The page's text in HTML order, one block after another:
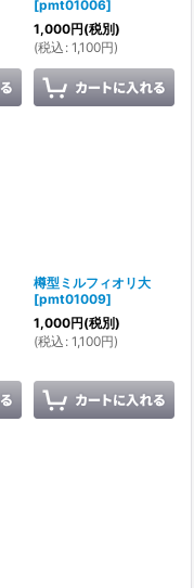
[pmt01006]
1,000円(税別)
(税込 : 1,100円)
樽型ミルフィオリ大
[pmt01009]
1,000円(税別)
(税込 : 1,100円)